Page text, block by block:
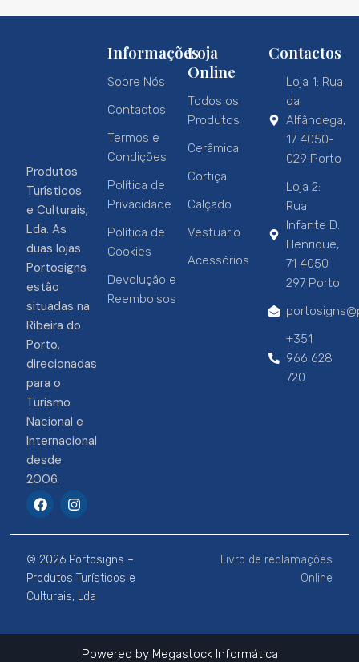
Produtos
Turísticos
e Culturais,
Lda. As
duas lojas
Portosigns
estão
situadas na
Ribeira do
Porto,
direcionadas
para o
Turismo
Nacional e
Internacional
desde
2006.
F
a
e
b
o
o
k
I
n
t
a
g
r
a
m
Informações
Sobre Nós
Contactos
Termos e
Condições
Política de
Privacidade
Política de
Cookies
Devolução e
Reembolsos
Loja
Online
Todos os
Produtos
Cerâmica
Cortiça
Calçado
Vestuário
Acessórios
Contactos
Loja 1: Rua
da
Alfândega,
17 4050-
029 Porto
Loja 2:
Rua
Infante D.
Henrique,
71 4050-
297 Porto
+351
966 628
720
© 2026 Portosigns –
Produtos Turísticos e
Culturais, Lda
Livro de reclamações
Online
Powered by Megastock Informática